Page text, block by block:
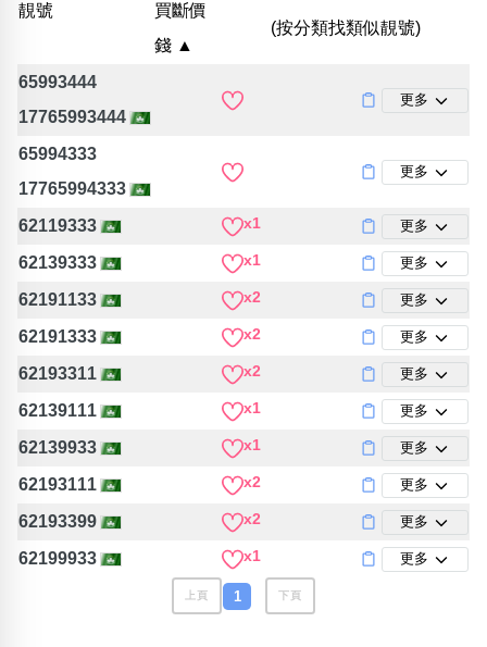
生日分類
五行
清除全部分類
搜尋
靚號
買斷價
錢 ▲
(按分類找類似靚號)
65993444
17765993444
更多
65994333
17765994333
更多
62119333 x1 更多
62139333 x1 更多
62191133 x2 更多
62191333 x2 更多
62193311 x2 更多
62139111 x1 更多
62139933 x1 更多
62193111 x2 更多
62193399 x2 更多
62199933 x1 更多
上頁 1 下頁